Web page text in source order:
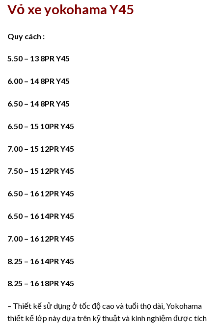
Vỏ xe yokohama Y45
Quy cách :
5.50 – 13 8PR Y45
6.00 – 14 8PR Y45
6.50 – 14 8PR Y45
6.50 – 15 10PR Y45
7.00 – 15 12PR Y45
7.50 – 15 12PR Y45
6.50 – 16 12PR Y45
6.50 – 16 14PR Y45
7.00 – 16 12PR Y45
8.25 – 16 14PR Y45
8.25 – 16 18PR Y45
– Thiết kế sử dụng ở tốc độ cao và tuổi thọ dài, Yokohama
thiết kế lớp này dựa trên kỹ thuật và kinh nghiệm được tích